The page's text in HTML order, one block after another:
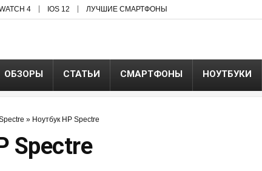
4 IOS 12 ЛУЧШИЕ СМАРТФОНЫ
ОБЗОРЫ СТАТЬИ СМАРТФОНЫ НОУТБУКИ
» Ноутбук HP Spectre
Spectre